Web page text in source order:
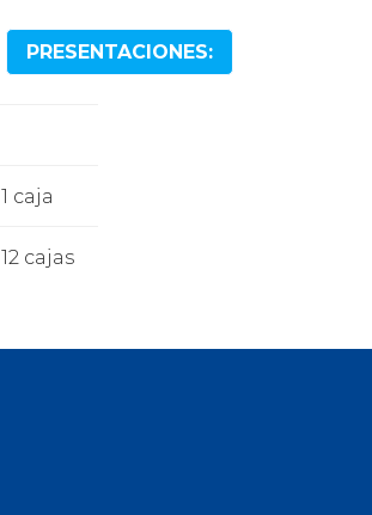
PRESENTACIONES:
1 caja
12 cajas